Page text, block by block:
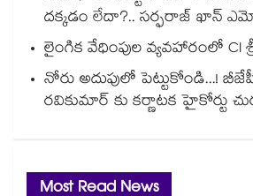
దక్కడం లేదా?.. సర్ఫరాజ్ ఖాన్
లైంగిక వేధింపుల వ్యవహారంలో CI
నోరు అదుపులో పెట్టుకోండి...!
రవికుమార్ కు కర్ణాటక హైకోర్టు
Most Read News